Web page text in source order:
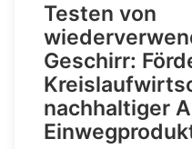
Testen von
Geschirr:
nachhaltiger